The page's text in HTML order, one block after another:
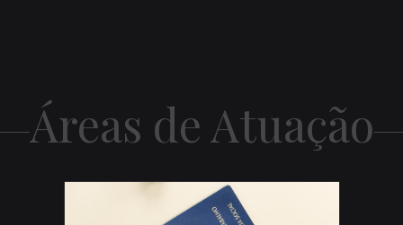
Áreas de Atuação